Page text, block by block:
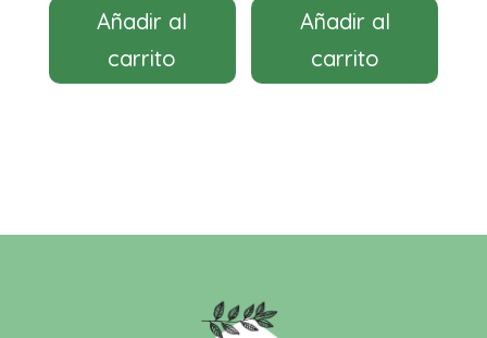
Añadir al
carrito
Añadir al
carrito